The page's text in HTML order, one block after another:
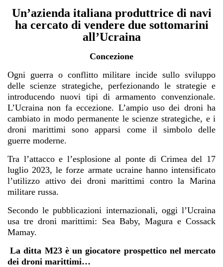
Un’azienda italiana produttrice di navi
ha cercato di vendere due sottomarini
all’Ucraina
Concezione
Ogni guerra o conflitto militare incide sullo sviluppo
delle scienze strategiche, perfezionando le strategie e
introducendo nuovi tipi di armamento convenzionale.
L’Ucraina non fa eccezione. L’ampio uso dei droni ha
cambiato in modo permanente le scienze strategiche, e i
droni marittimi sono apparsi come il simbolo delle
guerre moderne.
Tra l’attacco e l’esplosione al ponte di Crimea del 17
luglio 2023, le forze armate ucraine hanno intensificato
l’utilizzo attivo dei droni marittimi contro la Marina
militare russa.
Secondo le pubblicazioni internazionali, oggi l’Ucraina
usa tre droni marittimi: Sea Baby, Magura e Cossack
Mamay.
La ditta M23 è un giocatore prospettico nel mercato
dei droni marittimi…